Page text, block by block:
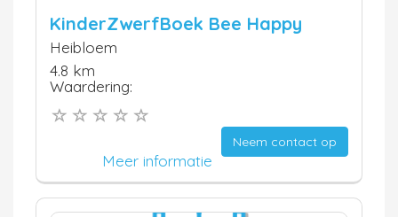
KinderZwerfBoek Bee Happy
Heibloem
4.8 km
Waardering:
Neem contact op
Meer informatie